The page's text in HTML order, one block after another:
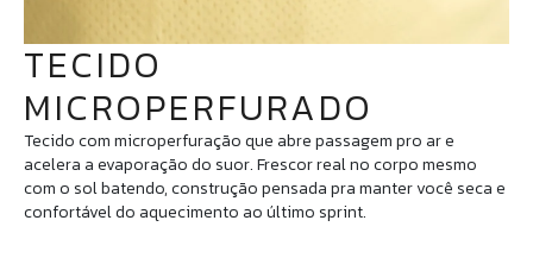
TECIDO
MICROPERFURADO
Tecido com microperfuração que abre passagem pro ar e
acelera a evaporação do suor. Frescor real no corpo mesmo
com o sol batendo, construção pensada pra manter você seca e
confortável do aquecimento ao último sprint.